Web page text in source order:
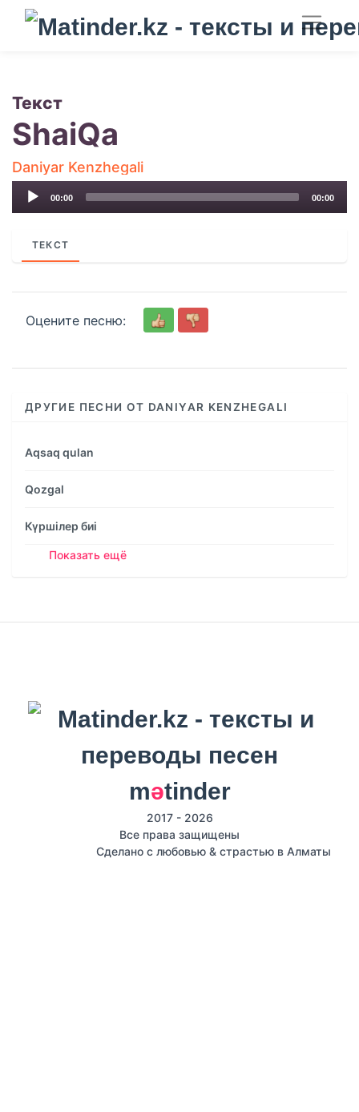
Текст
ShaiQa
Daniyar Kenzhegali
Audio
00:00 00:00
ТЕКСТ
Оцените песню:
ДРУГИЕ ПЕСНИ ОТ DANIYAR KENZHEGALI
Aqsaq qulan
Qozgal
Күршілер биі
Показать ещё
mәtinder
2017 - 2026
Все права защищены
Сделано с любовью & страстью в Алматы